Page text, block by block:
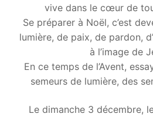
vive dans le cœur de
Se préparer à Noël, c’est
lumière, de paix, de pardon,
à l’image de
En ce temps de l’Avent,
semeurs de lumière, des
Le dimanche 3 décembre,